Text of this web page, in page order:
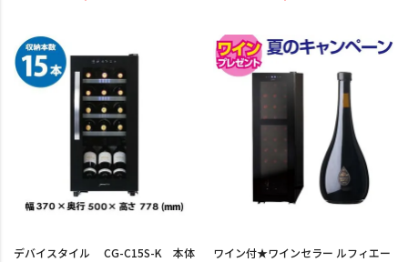
デバイスタイル CG-C15S-K 本体
ワイン付★ワインセラー ルフィエー